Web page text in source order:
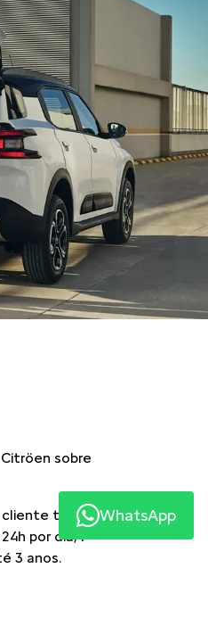
sobre
cliente têm
por dia, 7
3 anos.
WhatsApp